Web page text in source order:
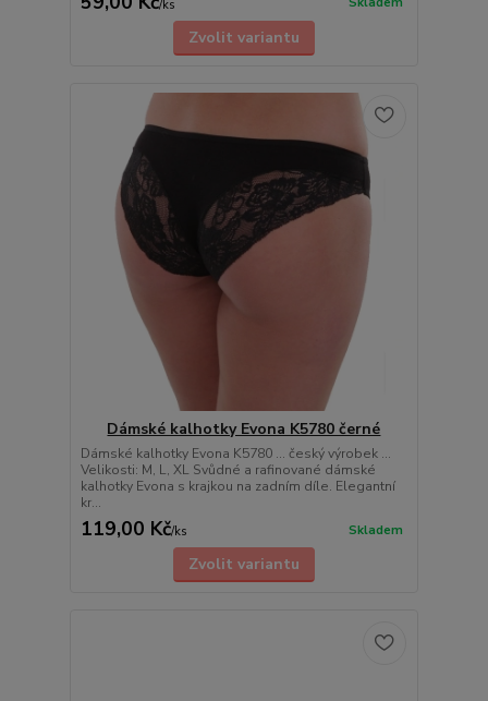
/ks
Zvolit variantu
Dámské kalhotky Evona K5780 černé
Dámské kalhotky Evona K5780 ... český výrobek ...
Velikosti: M, L, XL Svůdné a rafinované dámské
kalhotky Evona s krajkou na zadním díle. Elegantní
kr...
119,00 Kč/ks Skladem
Zvolit variantu